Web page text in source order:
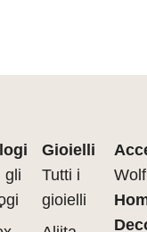
gli
Gioielli
Tutti i
gioielli
Wolf